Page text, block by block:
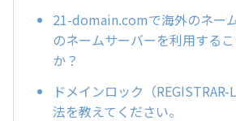
21-domain.comで海外のネー
のネームサーバーを利用する
か？
ドメインロック（
法を教えてください。